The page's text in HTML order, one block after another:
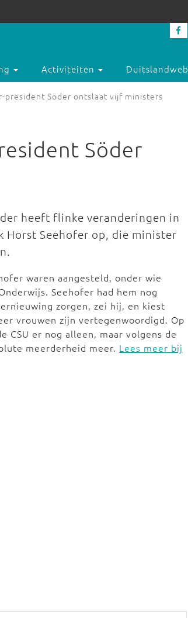
Activiteiten Duitslandweb
president Söder ontslaat vijf ministers
Söder
heeft flinke veranderingen in
Seehofer op, die minister
waren aangesteld, onder wie
Seehofer had hem nog
zorgen, zei hij, en kiest
vrouwen zijn vertegenwoordigd. Op
er nog alleen, maar volgens de
meerderheid meer. Lees meer bij